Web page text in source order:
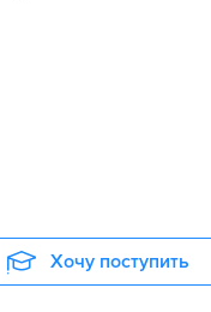
Хочу поступить